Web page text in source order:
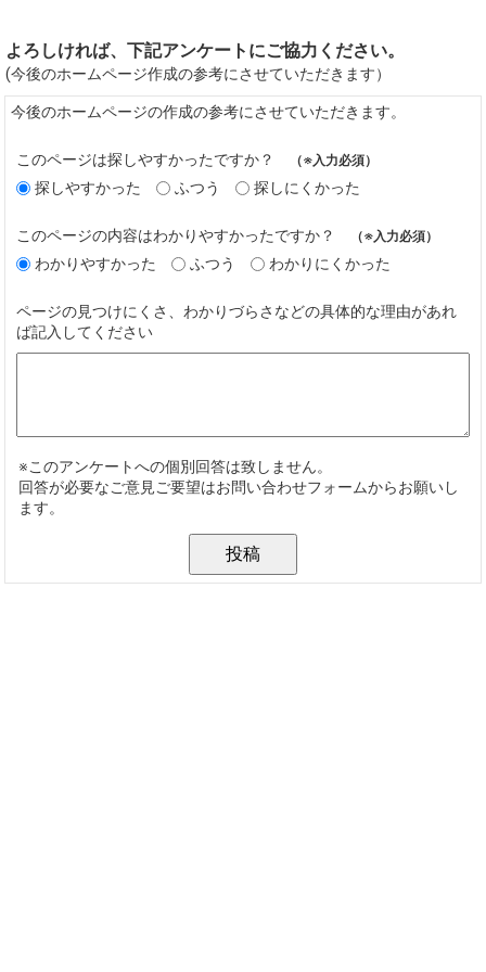
よろしければ、下記アンケートにご協力ください。
(今後のホームページ作成の参考にさせていただきます）
今後のホームページの作成の参考にさせていただきます。
このページは探しやすかったですか？ （※入力必須）
探しやすかった ふつう 探しにくかった
このページの内容はわかりやすかったですか？ （※入力必須）
わかりやすかった ふつう わかりにくかった
ページの見つけにくさ、わかりづらさなどの具体的な理由があれ
ば記入してください
※このアンケートへの個別回答は致しません。
回答が必要なご意見ご要望はお問い合わせフォームからお願いし
ます。